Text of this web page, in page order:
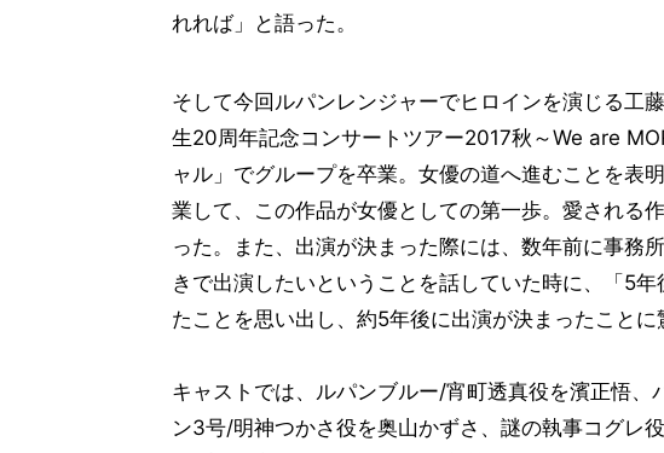
れれば」と語った。
そして今回ルパンレンジャーでヒロインを演じる工
生20周年記念コンサートツアー2017秋～We are
ャル」でグループを卒業。女優の道へ進むことを表
業して、この作品が女優としての第一歩。愛される
った。また、出演が決まった際には、数年前に事務
きで出演したいということを話していた時に、「5
たことを思い出し、約5年後に出演が決まったことに
キャストでは、ルパンブルー/宵町透真役を濱正悟
ン3号/明神つかさ役を奥山かずさ、謎の執事コグレ